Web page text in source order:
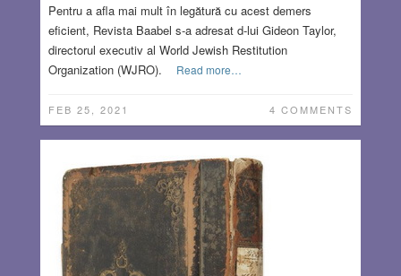
Pentru a afla mai mult în legătură cu acest demers
eficient, Revista Baabel s-a adresat d-lui Gideon Taylor,
directorul executiv al World Jewish Restitution
Organization (WJRO).
Read more…
FEB 25, 2021 4 COMMENTS